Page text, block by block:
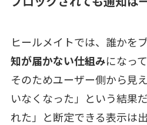
ヒールメイトでは、誰かを
知が届かない仕組みになっ
そのためユーザー側から見
いなくなった」という結果
れた」と断定できる表示は出